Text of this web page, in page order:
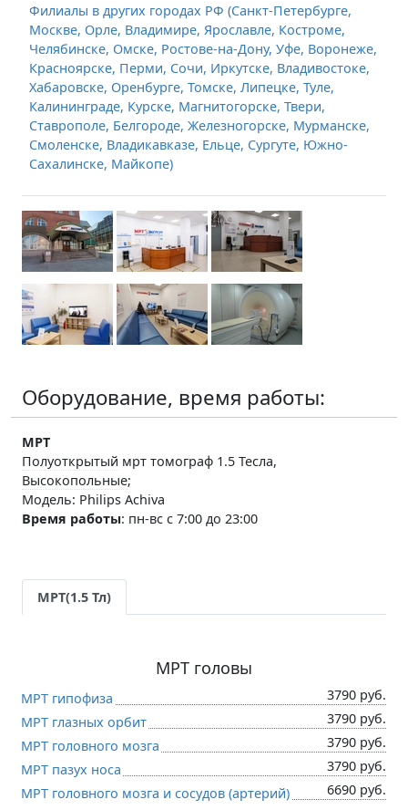
Филиалы в других городах РФ (Санкт-Петербурге,
Москве, Орле, Владимире, Ярославле, Костроме,
Челябинске, Омске, Ростове-на-Дону, Уфе, Воронеже,
Красноярске, Перми, Сочи, Иркутске, Владивостоке,
Хабаровске, Оренбурге, Томске, Липецке, Туле,
Калининграде, Курске, Магнитогорске, Твери,
Ставрополе, Белгороде, Железногорске, Мурманске,
Смоленске, Владикавказе, Ельце, Сургуте, Южно-
Сахалинске, Майкопе)
Оборудование, время работы:
МРТ
Полуоткрытый мрт томограф 1.5 Тесла,
Высокопольные;
Модель: Philips Achiva
Время работы: пн-вс с 7:00 до 23:00
МРТ(1.5 Тл)
МРТ головы
МРТ гипофиза
3790 руб.
МРТ глазных орбит
3790 руб.
МРТ головного мозга
3790 руб.
МРТ пазух носа
3790 руб.
МРТ головного мозга и сосудов (артерий)
6690 руб.